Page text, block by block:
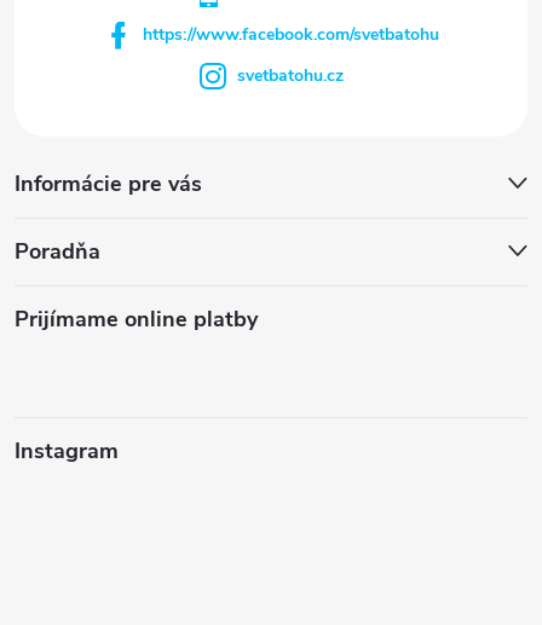
https://www.facebook.com/svetbatohu
svetbatohu.cz
Informácie pre vás
Poradňa
Prijímame online platby
Instagram